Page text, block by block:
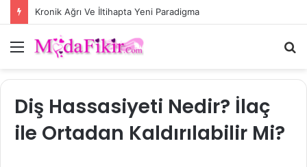
Kronik Ağrı Ve İltihapta Yeni Paradigma
Menü
Diş Hassasiyeti Nedir? İlaç
ile Ortadan Kaldırılabilir Mi?